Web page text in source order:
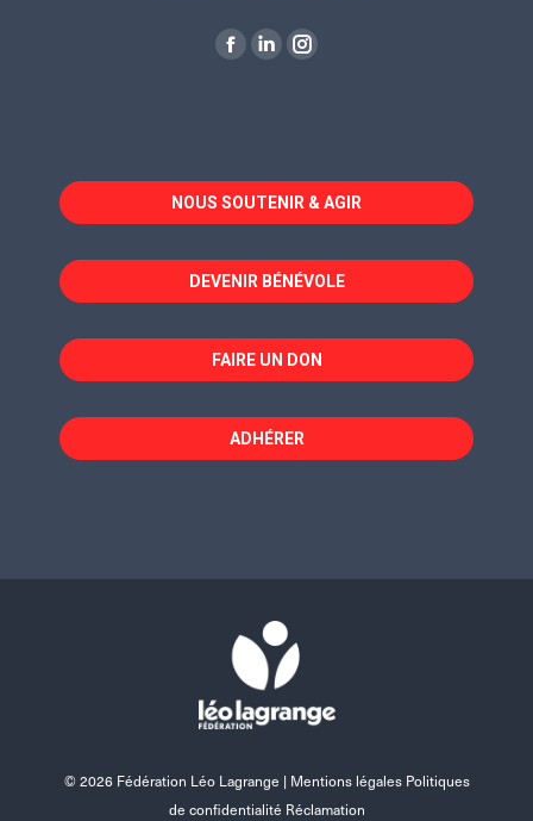
La
dans
une
fenêtre
La
dans
une
fenêtre
La
dans
une
fenêtre
NOUS SOUTENIR & AGIR
DEVENIR BÉNÉVOLE
FAIRE UN DON
ADHÉRER
© 2026 Fédération Léo Lagrange | Mentions légales Politiques
de confidentialité Réclamation